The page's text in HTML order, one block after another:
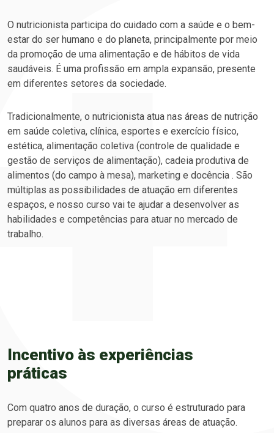
O nutricionista participa do cuidado com a saúde e o bem-
estar do ser humano e do planeta, principalmente por meio
da promoção de uma alimentação e de hábitos de vida
saudáveis. É uma profissão em ampla expansão, presente
em diferentes setores da sociedade.
Tradicionalmente, o nutricionista atua nas áreas de nutrição
em saúde coletiva, clínica, esportes e exercício físico,
estética, alimentação coletiva (controle de qualidade e
gestão de serviços de alimentação), cadeia produtiva de
alimentos (do campo à mesa), marketing e docência . São
múltiplas as possibilidades de atuação em diferentes
espaços, e nosso curso vai te ajudar a desenvolver as
habilidades e competências para atuar no mercado de
trabalho.
Incentivo às experiências
práticas
Com quatro anos de duração, o curso é estruturado para
preparar os alunos para as diversas áreas de atuação.